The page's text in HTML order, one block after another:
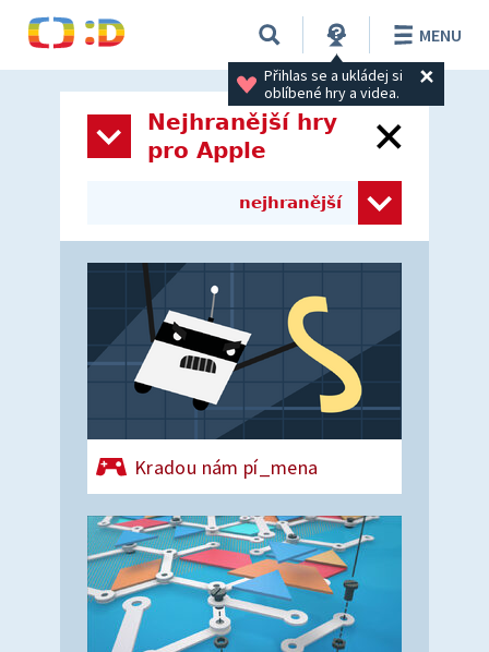
Přihlas se a ukládej si
oblíbené hry a videa.
MENU
Nejhranější hry
pro Apple
nejhranější
Kradou nám pí_mena